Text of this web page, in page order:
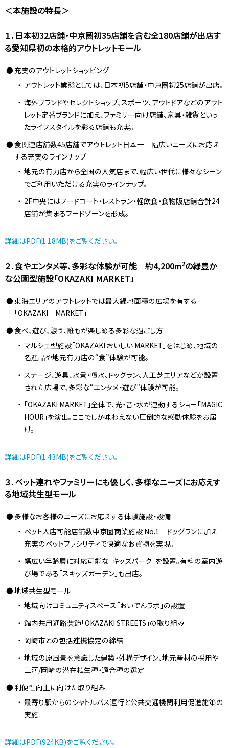
＜本施設の特長＞
１．日本初32店舗・中京圏初35店舗を含む全180店舗が出店す
る愛知県初の本格的アウトレットモール
充実のアウトレットショッピング
アウトレット業態としては、日本初5店舗・中京圏初25店舗が出店。
海外ブランドやセレクトショップ、スポーツ、アウトドアなどのアウト
レット定番ブランドに加え、ファミリー向け店舗、家具・雑貨といっ
たライフスタイルを彩る店舗も充実。
食関連店舗数45店舗でアウトレット日本一 幅広いニーズにお応え
する充実のラインナップ
地元の有力店から全国の人気店まで、幅広い世代に様々なシーン
でご利用いただける充実のラインナップ。
2F中央にはフードコート・レストラン・軽飲食・食物販店舗合計24
店舗が集まるフードゾーンを形成。
詳細はPDF(1.18MB)をご覧ください。
２．食やエンタメ等、多彩な体験が可能 約4,200m2の緑豊か
な公園型施設「OKAZAKI MARKET」
東海エリアのアウトレットでは最大緑地面積の広場を有する
「OKAZAKI MARKET」
食べ、遊び、憩う、誰もが楽しめる多彩な過ごし方
マルシェ型施設「OKAZAKI おいしい MARKET」をはじめ、地域の
名産品や地元有力店の“食”体験が可能。
ステージ、遊具、水景・噴水、ドッグラン、人工芝エリアなどが設置
された広場で、多彩な“エンタメ・遊び”体験が可能。
「OKAZAKI MARKET」全体で、光・音・水が連動するショー「MAGIC
HOUR」を演出。ここでしか味わえない圧倒的な感動体験をお届
け。
詳細はPDF(1.43MB)をご覧ください。
３．ペット連れやファミリーにも優しく、多様なニーズにお応えす
る地域共生型モール
多様なお客様のニーズにお応えする体験施設・設備
ペット入店可能店舗数中京圏商業施設 No.1 ドッグランに加え
充実のペットファシリティで快適なお買物を実現。
幅広い年齢層に対応可能な「キッズパーク」を設置。有料の室内遊
び場である「スキッズガーデン」も出店。
地域共生型モール
地域向けコミュニティスペース「おいでんラボ」の設置
館内共用通路装飾「OKAZAKI STREETS」の取り組み
岡崎市との包括連携協定の締結
地域の原風景を意識した建築・外構デザイン、地元産材の採用や
三河/岡崎の潜在植生種・適合種の選定
利便性向上に向けた取り組み
最寄り駅からのシャトルバス運行と公共交通機関利用促進施策の
実施
詳細はPDF(924KB)をご覧ください。